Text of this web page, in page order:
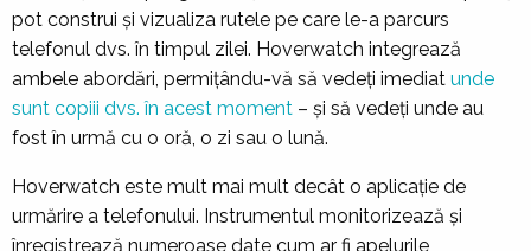
pot construi și vizualiza rutele pe care le-a parcurs
telefonul dvs. în timpul zilei. Hoverwatch integrează
ambele abordări, permițându-vă să vedeți imediat unde
sunt copiii dvs. în acest moment – și să vedeți unde au
fost în urmă cu o oră, o zi sau o lună.
Hoverwatch este mult mai mult decât o aplicație de
urmărire a telefonului. Instrumentul monitorizează și
înregistrează numeroase date cum ar fi apelurile